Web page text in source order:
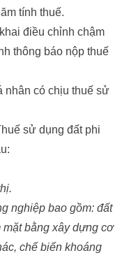
tính thuế.
điều chỉnh chậm
thông báo nộp thuế
nhân có chịu thuế sử
sử dụng đất phi
nghiệp bao gồm: đất
bằng xây dựng cơ
chế biến khoáng